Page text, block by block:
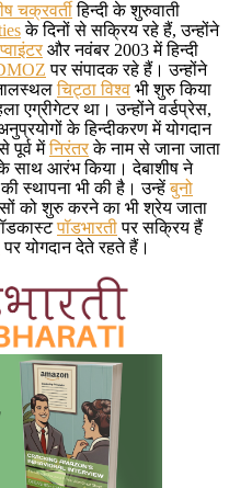
चक्रवर्तीहिन्दी के शुरुवाती
के दिनों से सक्रिय रहे हैं, उन्होंने
और नवंबर 2003 में हिन्दी
पर संपादक रहे हैं। उन्होंने
जालस्थलचिट्ठा विश्व भी शुरु किया
एग्रीगेटर था। उन्होंने वर्डप्रेस,
के हिन्दीकरण में योगदान
पूर्व मेंनिरंतरके नाम से जाना जाता
साथ आरंभ किया। देबाशीष ने
की स्थापना भी की है। उन्हेंबुनो
को शुरु करने का भी श्रेय जाता
पॉडभारतीपर सक्रिय हैं
पर योगदान देते रहते हैं।